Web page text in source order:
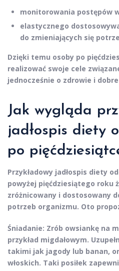
monitorowania postępów
elastycznego
do zmieniających się
Dzięki temu osoby po
realizować swoje cele
jednocześnie o zdrowie i
Jak wygląda
jadłospis diety
po
Przykładowy jadłospis diety
powyżej pięćdziesiątego roku
zróżnicowany i dostosowany
potrzeb organizmu. Oto
Śniadanie: Zrób owsiankę na
przykład migdałowym.
takimi jak jagody lub banan,
włoskich. Taki posiłek